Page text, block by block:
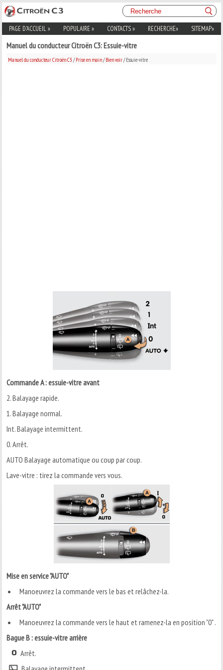
PAGE D'ACCUEIL» POPULAIRE» CONTACTS» RECHERCHE» SITEMAP»
Manuel du conducteur Citroën C3: Essuie-vitre
Manuel du conducteur Citroën C3 /Prise en main/Bien voir/ Essuie-vitre
Commande A : essuie-vitre avant
2. Balayage rapide.
1. Balayage normal.
Int. Balayage intermittent.
0. Arrêt.
AUTO Balayage automatique ou coup par coup.
Lave-vitre : tirez la commande vers vous.
Mise en service "AUTO"
Manoeuvrez la commande vers le bas et relâchez-la.
Arrêt "AUTO"
Manoeuvrez la commande vers le haut et ramenez-la en position "0" .
Bague B : essuie-vitre arrière
Arrêt.